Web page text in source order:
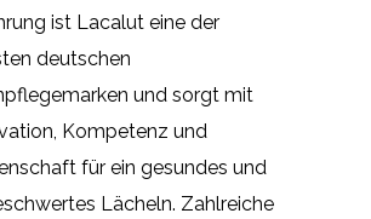
ist Lacalut eine der
deutschen
und sorgt mit
Kompetenz und
für ein gesundes und
Lächeln. Zahlreiche